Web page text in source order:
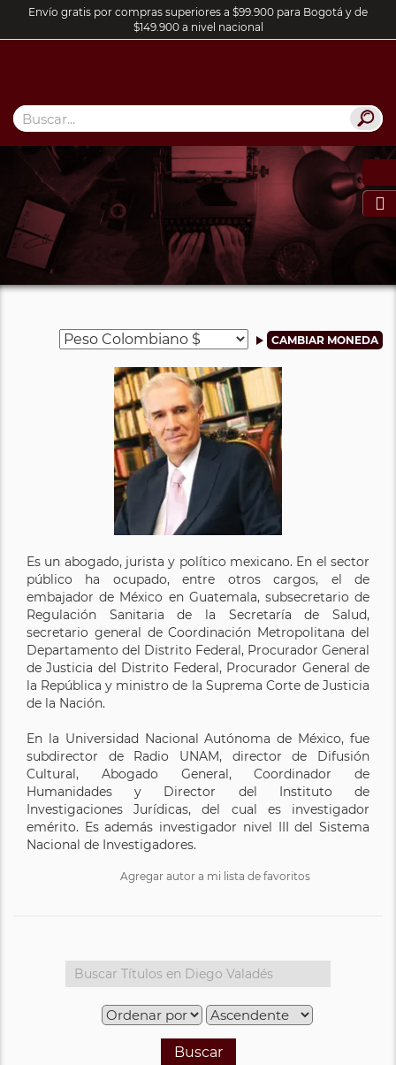
Envío gratis por compras superiores a $99.900 para Bogotá y de
$149.900 a nivel nacional

Es un abogado, jurista y político mexicano. En el sector
público ha ocupado, entre otros cargos, el de
embajador de México en Guatemala, subsecretario de
Regulación Sanitaria de la Secretaría de Salud,
secretario general de Coordinación Metropolitana del
Departamento del Distrito Federal, Procurador General
de Justicia del Distrito Federal, Procurador General de
la República y ministro de la Suprema Corte de Justicia
de la Nación.
En la Universidad Nacional Autónoma de México, fue
subdirector de Radio UNAM, director de Difusión
Cultural, Abogado General, Coordinador de
Humanidades y Director del Instituto de
Investigaciones Jurídicas, del cual es investigador
emérito. Es además investigador nivel III del Sistema
Nacional de Investigadores.
Agregar autor a mi lista de favoritos
Buscar